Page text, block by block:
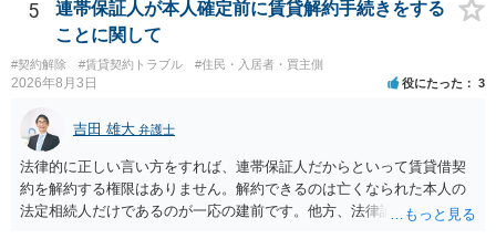
前提であり、借主が同意しなければ成立しません。 12年間の居住実
績、子どもの学校や地域とのつながり、転居費用の準備が困難な事情
などは、借主側の強い居住継続の必要性として正当事由判断において
重視される要素ですので、貸主側にかなり具体的な事情と立退料など
がない限り、更新拒絶が認められるハードルは一般的に高いと考えら
れます。 建物が未登記であること自体は、賃貸借契約の有効性を直ち
に否定するものではなく、引渡しがされていれば賃貸借の効力は原則
有効とされています。 今後の交渉では、①現在は普通借家契約が継続
しており定期借家への変更に合意していないこと、②貸主側の事情
（誰が所有者で誰が実際に住む予定か等）を具体的に書面で説明して
ほしいこと、③自分たちの居住継続の必要性を丁寧に伝えること、を
5
連帯保証人が本人確定前に賃貸解約手続きをする
ことに関して
#契約解除 #賃貸契約トラブル #住民・入居者・買主側
2026年8月3日 役にたった 3
吉田 雄大 弁護士
法律的に正しい言い方をすれば、連帯保証人だからといって賃貸借契
約を解約する権限はありません。解約できるのは亡くなられた本人の
法定相続人だけであるのが一応の建前です。他方、法律論はさてお